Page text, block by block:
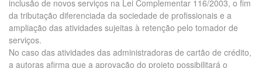
inclusão de novos serviços na Lei Complementar 116/2003, o fim
da tributação diferenciada da sociedade de profissionais e a
ampliação das atividades sujeitas à retenção pelo tomador de
serviços.
No caso das atividades das administradoras de cartão de crédito,
a autoras afirma que a aprovação do projeto possibilitará o